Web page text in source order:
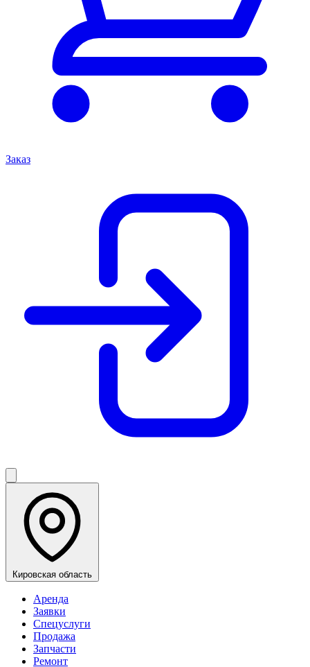
Заказ
Кировская область
Аренда
Заявки
Спецуслуги
Продажа
Запчасти
Ремонт